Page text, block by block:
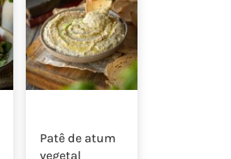
Patê de atum
vegetal